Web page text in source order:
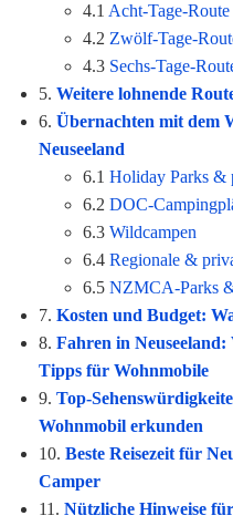
4.1 Acht-Tage-
4.2 Zwölf-Tage-
4.3 Sechs-Tage-
5. Weitere lohnende
6. Übernachten mit dem
Neuseeland
6.1 Holiday Parks &
6.2 DOC-
6.3 Wildcampen
6.4 Regionale &
6.5 NZMCA-Parks
7. Kosten und Budget:
8. Fahren in
Tipps für Wohnmobile
9. Top-
Wohnmobil erkunden
10. Beste Reisezeit für
Camper
11. Nützliche Hinweise